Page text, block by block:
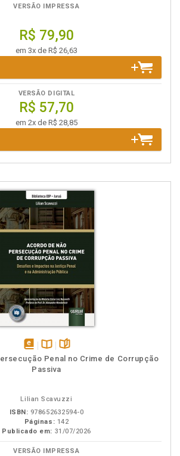
VERSÃO IMPRESSA
R$ 79,90
em 3x de R$ 26,63
VERSÃO DIGITAL
R$ 57,70
em 2x de R$ 28,85
disponível
em
Disponível
na
páginas
Penal no Crime de Corrupção
Passiva
Lilian Scavuzzi
ISBN: 978652632594-0
Páginas: 142
Publicado em: 31/07/2026
VERSÃO IMPRESSA